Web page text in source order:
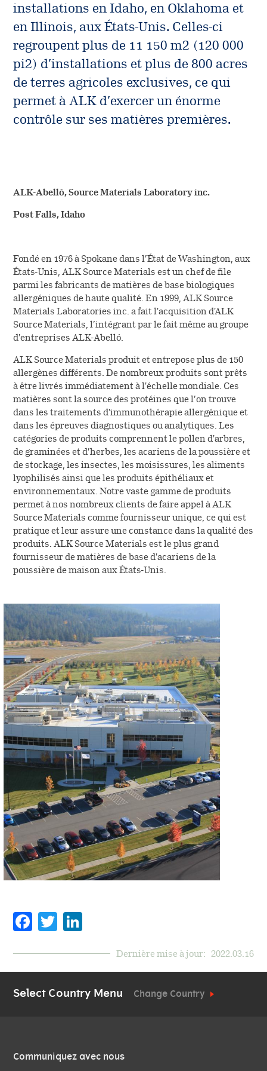
Informations de commande
pour les professionnels* de
la santé
Aperçu des matières
de base
Installations
Direction
Travailler chez ALK
Communiquez avec nous
Actualités
Investisseurs
installations en Idaho, en Oklahoma et
en Illinois, aux États-Unis. Celles-ci
regroupent plus de 11 150 m2 (120 000
pi2) d’installations et plus de 800 acres
de terres agricoles exclusives, ce qui
permet à ALK d’exercer un énorme
contrôle sur ses matières premières.
ALK-Abelló, Source Materials Laboratory inc.
Post Falls, Idaho
Fondé en 1976 à Spokane dans l’État de Washington, aux
États-Unis, ALK Source Materials est un chef de file
parmi les fabricants de matières de base biologiques
allergéniques de haute qualité. En 1999, ALK Source
Materials Laboratories inc. a fait l'acquisition d'ALK
Source Materials, l’intégrant par le fait même au groupe
d'entreprises ALK-Abelló.
ALK Source Materials produit et entrepose plus de 150
allergènes différents. De nombreux produits sont prêts
à être livrés immédiatement à l'échelle mondiale. Ces
matières sont la source des protéines que l’on trouve
dans les traitements d'immunothérapie allergénique et
dans les épreuves diagnostiques ou analytiques. Les
catégories de produits comprennent le pollen d'arbres,
de graminées et d’herbes, les acariens de la poussière et
de stockage, les insectes, les moisissures, les aliments
lyophilisés ainsi que les produits épithéliaux et
environnementaux. Notre vaste gamme de produits
permet à nos nombreux clients de faire appel à ALK
Source Materials comme fournisseur unique, ce qui est
pratique et leur assure une constance dans la qualité des
produits. ALK Source Materials est le plus grand
fournisseur de matières de base d'acariens de la
poussière de maison aux États-Unis.
Facebook
Twitter
Dernière mise à jour: 2022.03.16
Select Country Menu Change Country
QUICK
LINKS
Communiquez avec nous